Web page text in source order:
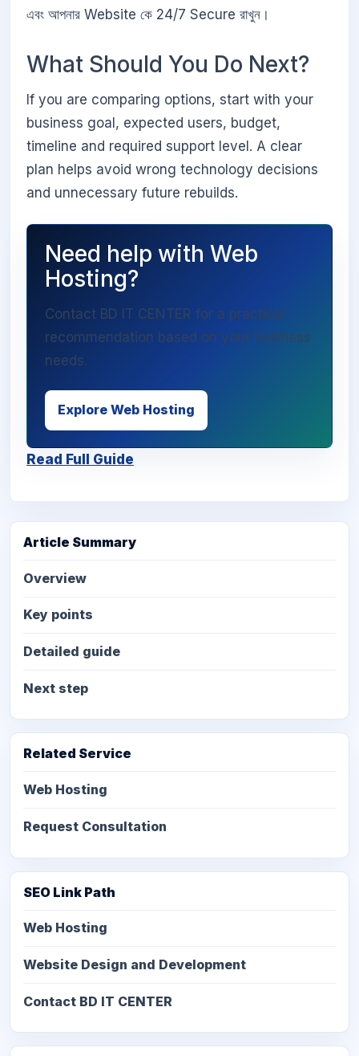
এবং আপনার Website কে 24/7 Secure রাখুন।
What Should You Do Next?
If you are comparing options, start with your
business goal, expected users, budget,
timeline and required support level. A clear
plan helps avoid wrong technology decisions
and unnecessary future rebuilds.
Need help with Web
Hosting?
Contact BD IT CENTER for a practical
recommendation based on your business
needs.
Explore Web Hosting
Read Full Guide
Article Summary
Overview
Key points
Detailed guide
Next step
Related Service
Web Hosting
Request Consultation
SEO Link Path
Web Hosting
Website Design and Development
Contact BD IT CENTER